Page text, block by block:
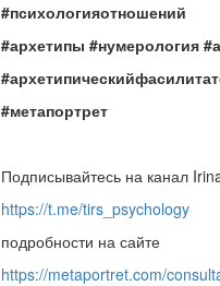
#психологияотношений
#архетипы #нумерология
#метапортрет
Подписывайтесь на канал
https://t.me/tirs_psychology
подробности на сайте
https://metaportret.com/